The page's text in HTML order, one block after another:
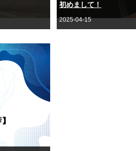
初めまして！
2025-04-15